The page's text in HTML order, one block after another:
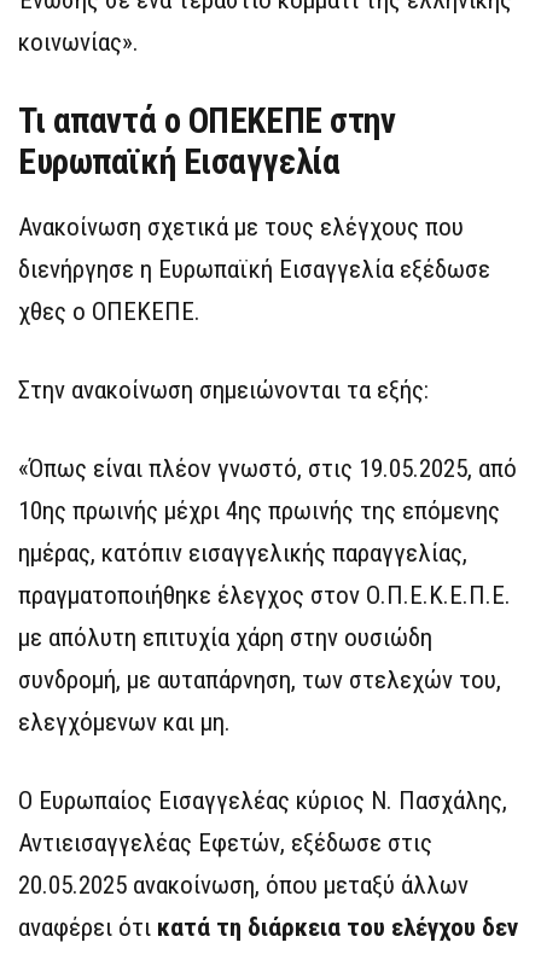
κοινωνίας».
Τι απαντά ο ΟΠΕΚΕΠΕ στην
Ευρωπαϊκή Εισαγγελία
Ανακοίνωση σχετικά με τους ελέγχους που
διενήργησε η Ευρωπαϊκή Εισαγγελία εξέδωσε
χθες ο ΟΠΕΚΕΠΕ.
Στην ανακοίνωση σημειώνονται τα εξής:
«Όπως είναι πλέον γνωστό, στις 19.05.2025, από
10ης πρωινής μέχρι 4ης πρωινής της επόμενης
ημέρας, κατόπιν εισαγγελικής παραγγελίας,
πραγματοποιήθηκε έλεγχος στον Ο.Π.Ε.Κ.Ε.Π.Ε.
με απόλυτη επιτυχία χάρη στην ουσιώδη
συνδρομή, με αυταπάρνηση, των στελεχών του,
ελεγχόμενων και μη.
Ο Ευρωπαίος Εισαγγελέας κύριος Ν. Πασχάλης,
Αντιεισαγγελέας Εφετών, εξέδωσε στις
20.05.2025 ανακοίνωση, όπου μεταξύ άλλων
αναφέρει ότι κατά τη διάρκεια του ελέγχου δεν